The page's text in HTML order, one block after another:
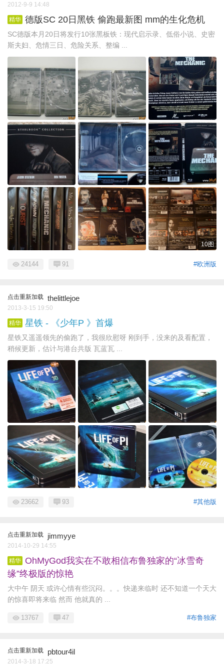
2012-9-9 14:48
精华 德版SC 20日黑铁 偷跑最新图 mm的生化危机
SC德版本月20日将发行10张黑板铁：现代启示录、低俗小说、史密
斯夫妇、危情三日、危险关系、整编 ...
10图
#欧洲版
24144 91
点击重新加载 thelittlejoe
2013-3-15 19:50
精华 星铁 - 《少年P 》首爆
星铁又遥遥领先的偷跑了，我很欣慰呀 刚到手，没来的及看配置，
稍候更新，估计与港台共版 瓦蓝瓦 ...
#其他版
23662 93
点击重新加载 jimmyye
2014-10-29 14:55
精华
OhMyGod我实在不敢相信布鲁独家的“冰雪奇
缘”终极版的惊艳
大中午 阴天 或许心情有些沉闷。。。快递来临时 还不知道一个天大
的惊喜即将来临 然而 他就真的 ...
#布鲁独家
13767 47
点击重新加载 pbtour4il
2014-3-18 17:25